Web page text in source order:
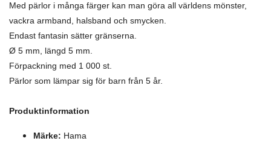
Med pärlor i många färger kan man göra all världens mönster,
vackra armband, halsband och smycken.
Endast fantasin sätter gränserna.
Ø 5 mm, längd 5 mm.
Förpackning med 1 000 st.
Pärlor som lämpar sig för barn från 5 år.
Produktinformation
Märke: Hama